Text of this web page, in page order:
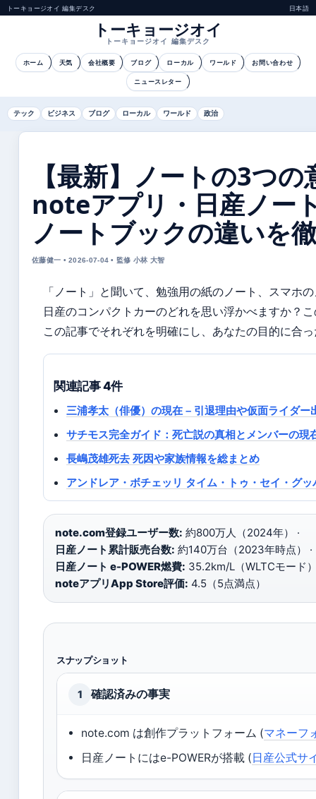
トーキョージオイ 編集デスク 日本語
トーキョージオイ
トーキョージオイ 編集デスク
ホーム 天気 会社概要 ブログ ローカル ワールド お問い合わせ
ニュースレター
テック ビジネス ブログ ローカル ワールド 政治
【最新】ノートの3つ
noteアプリ・日産ノー
ノートブックの違いを
佐藤健一 • 2026-07-04 • 監修 小林 大智
「ノート」と聞いて、勉強用の紙のノート、スマホ
日産のコンパクトカーのどれを思い浮かべますか？
この記事でそれぞれを明確にし、あなたの目的に合
関連記事 4件
三浦孝太（俳優）の現在 – 引退理由や仮面ライダ
サチモス完全ガイド：死亡説の真相とメンバーの現
長嶋茂雄死去 死因や家族情報を総まとめ
アンドレア・ボチェッリ タイム・トゥ・セイ・グ
note.com登録ユーザー数: 約800万人（2024年） ·
日産ノート累計販売台数: 約140万台（2023年時点） ·
日産ノート e-POWER燃費: 35.2km/L（WLTCモード
noteアプリApp Store評価: 4.5（5点満点）
スナップショット
1 確認済みの事実
note.com は創作プラットフォーム (マネーフ
日産ノートにはe-POWERが搭載 (日産公式サ